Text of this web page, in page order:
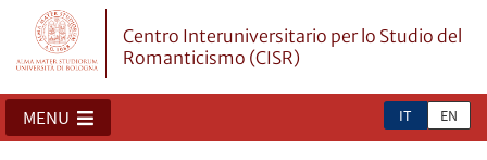
Centro Interuniversitario per lo Studio del
Romanticismo (CISR)
IT EN
MENU